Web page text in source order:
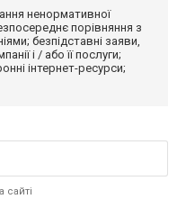
ненормативної
порівняння з
безпідставні заяви,
і / або її послуги;
інтернет-ресурси;
сайті